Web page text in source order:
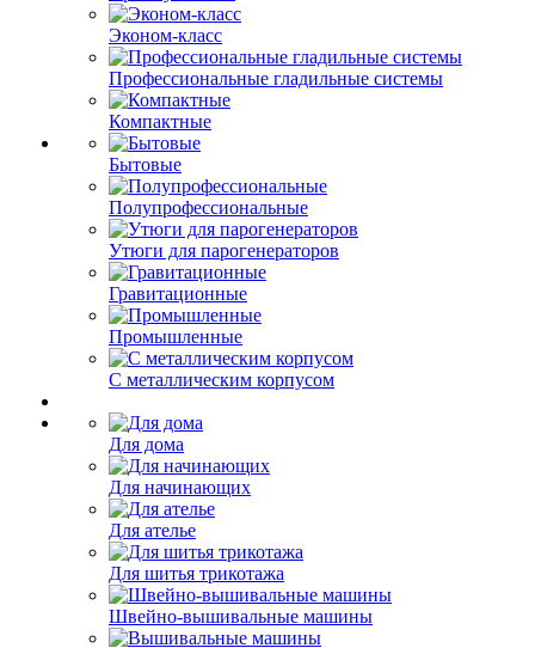
Эконом-класс
Профессиональные гладильные системы
Компактные
Бытовые
Полупрофессиональные
Утюги для парогенераторов
Гравитационные
Промышленные
С металлическим корпусом
Для дома
Для начинающих
Для ателье
Для шитья трикотажа
Швейно-вышивальные машины